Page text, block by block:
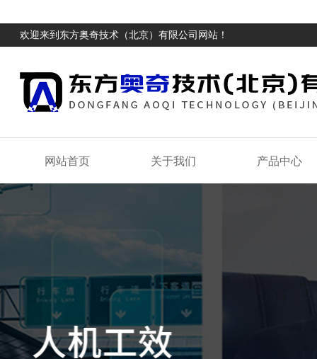
欢迎来到东方奥奇技术（北京）有限公司网站！
网站首页 关于我们 产品中心